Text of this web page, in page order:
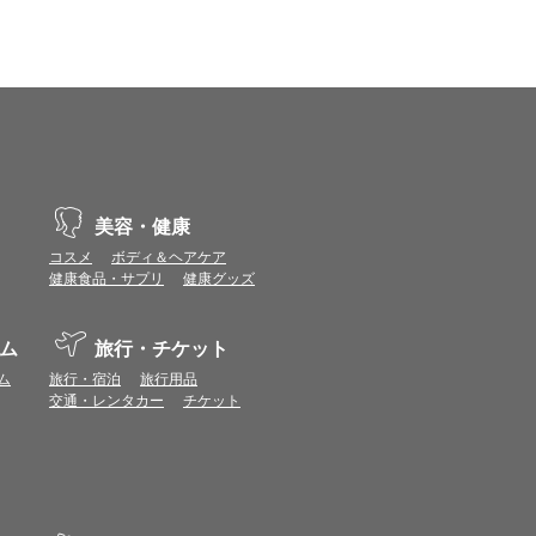
作や表示が正しく行われない可能性がありま
が使用できる環境でご利用ください。
トまたは表示ポイント数をプレミアムポイ
。
があります。ポイント付与時期はショップご
ましては表示ポイント数と付与ポイント数
トは付きません。
ならない場合があります。
。
美容・健康
コスメ
ボディ＆ヘアケア
健康食品・サプリ
健康グッズ
旅行・チケット
旅行・宿泊
旅行用品
交通・レンタカー
チケット